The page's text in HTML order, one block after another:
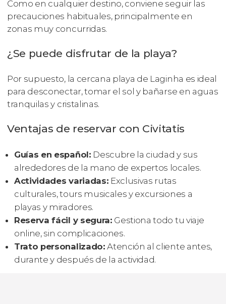
Como en cualquier destino, conviene seguir las
precauciones habituales, principalmente en
zonas muy concurridas.
¿Se puede disfrutar de la playa?
Por supuesto, la cercana playa de Laginha es ideal
para desconectar, tomar el sol y bañarse en aguas
tranquilas y cristalinas.
Ventajas de reservar con Civitatis
Guías en español: Descubre la ciudad y sus
alrededores de la mano de expertos locales.
Actividades variadas: Exclusivas rutas
culturales, tours musicales y excursiones a
playas y miradores.
Reserva fácil y segura: Gestiona todo tu viaje
online, sin complicaciones.
Trato personalizado: Atención al cliente antes,
durante y después de la actividad.